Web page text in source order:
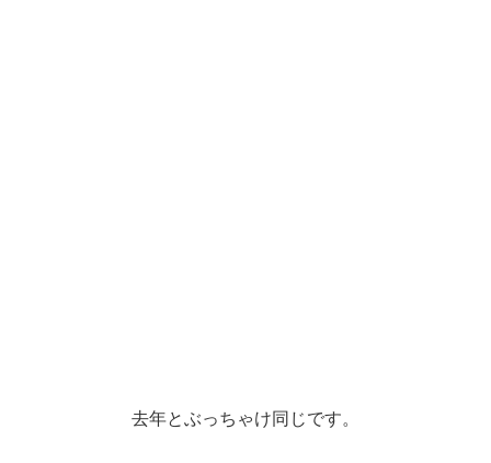
去年とぶっちゃけ同じです。